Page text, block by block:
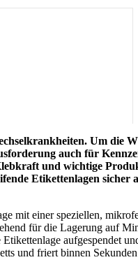
Um die
auch für
und wichtige
Etikettenlagen
mit einer speziellen,
für die Lagerung auf
aufgespendet
und friert binnen